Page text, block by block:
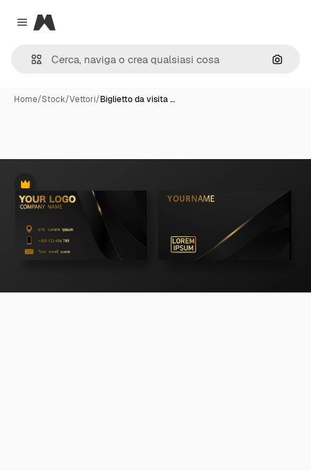
Close menu
Magnific
Cerca
Home/Stock/Vettori/Biglietto da visita …
Premium